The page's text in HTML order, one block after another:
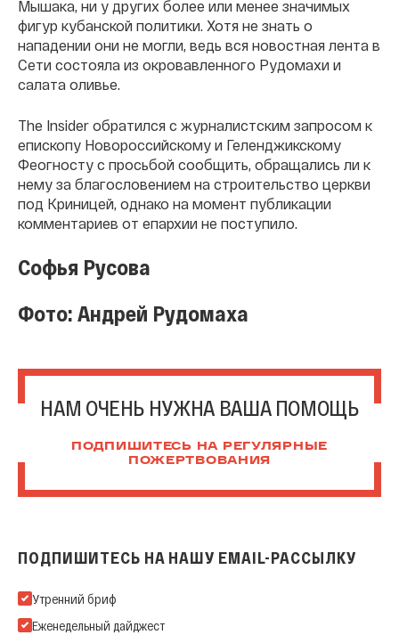
Мышака, ни у других более или менее значимых
фигур кубанской политики. Хотя не знать о
нападении они не могли, ведь вся новостная лента в
Сети состояла из окровавленного Рудомахи и
салата оливье.
The Insider обратился с журналистским запросом к
епископу Новороссийскому и Геленджикскому
Феогносту с просьбой сообщить, обращались ли к
нему за благословением на строительство церкви
под Криницей, однако на момент публикации
комментариев от епархии не поступило.
Софья Русова
Фото: Андрей Рудомаха
НАМ ОЧЕНЬ НУЖНА ВАША ПОМОЩЬ
ПОДПИШИТЕСЬ НА РЕГУЛЯРНЫЕ
ПОЖЕРТВОВАНИЯ
ПОДПИШИТЕСЬ НА НАШУ EMAIL-РАССЫЛКУ
Подпишитесь на нашу Email-рассылку
Утренний бриф
Еженедельный дайджест